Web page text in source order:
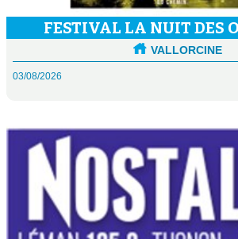
FESTIVAL LA NUIT DES
VALLORCINE
03/08/2026